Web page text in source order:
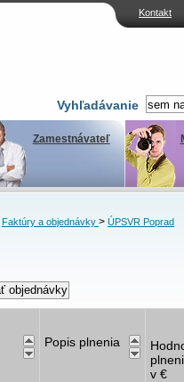
Kontakt
Vyhľadávanie
Zamestnávateľ
Faktúry a objednávky > ÚPSVR Poprad
Popis plnenia
v €